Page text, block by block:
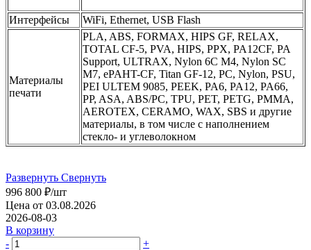
Интерфейсы WiFi, Ethernet, USB Flash
Материалы
печати
PLA, ABS, FORMAX, HIPS GF, RELAX,
TOTAL CF-5, PVA, HIPS, PPX, PA12CF, PA
Support, ULTRAX, Nylon 6C M4, Nylon SC
M7, ePAHT-CF, Titan GF-12, PC, Nylon, PSU,
PEI ULTEM 9085, PEEK, PA6, PA12, PA66,
PP, ASA, ABS/PC, TPU, PET, PETG, PMMA,
AEROTEX, CERAMO, WAX, SBS и другие
материалы, в том числе с наполнением
стекло- и углеволокном
Развернуть Свернуть
996 800 ₽/шт
Цена от 03.08.2026
2026-08-03
В корзину
-
+